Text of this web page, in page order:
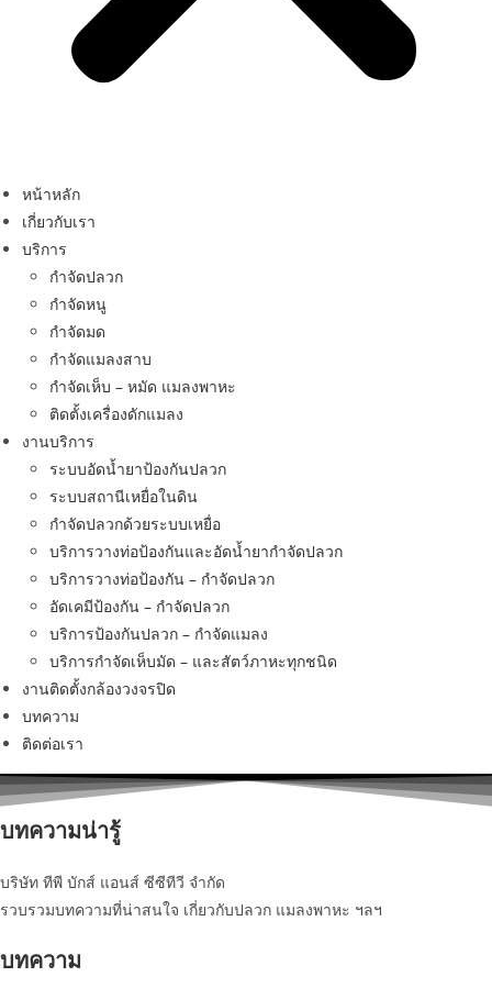
หน้าหลัก
เกี่ยวกับเรา
บริการ
กำจัดปลวก
กำจัดหนู
กำจัดมด
กำจัดแมลงสาบ
กำจัดเห็บ – หมัด แมลงพาหะ
ติดตั้งเครื่องดักแมลง
งานบริการ
ระบบอัดน้ำยาป้องกันปลวก
ระบบสถานีเหยื่อในดิน
กำจัดปลวกด้วยระบบเหยื่อ
บริการวางท่อป้องกันและอัดน้ำยากำจัดปลวก
บริการวางท่อป้องกัน – กำจัดปลวก
อัดเคมีป้องกัน – กำจัดปลวก
บริการป้องกันปลวก – กำจัดแมลง
บริการกำจัดเห็บมัด – และสัตว์ภาหะทุกชนิด
งานติดตั้งกล้องวงจรปิด
บทความ
ติดต่อเรา
บทความน่ารู้
บริษัท ทีพี บักส์ แอนส์ ซีซีทีวี จำกัด
รวบรวมบทความที่น่าสนใจ เกี่ยวกับปลวก แมลงพาหะ ฯลฯ
บทความ